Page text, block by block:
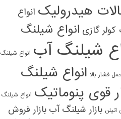
هیدرولیک انواع
گازی انواع شیلنگ
شیلنگ آب انواع شیلنگ
فشار بالا انواع شیلنگ
قوی پنوماتیک انواع شیلنگ
بازار شیلنگ آب بازار فروش